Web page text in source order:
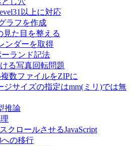
以上に対応
ラフを作成
見た目を整える
ンダーを取得
ランド記法
る写真回転問題
数ファイルをZIPに
ジサイズの指定はmm(ミリ)では無
推論
クロールさせるJavaScript
への移行